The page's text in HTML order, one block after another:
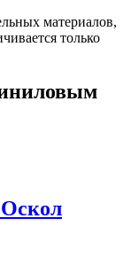
материалов,
только